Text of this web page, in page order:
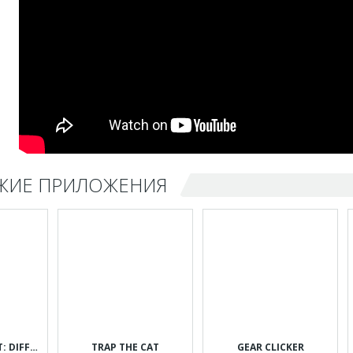
ПРИЛОЖЕНИЯ
CAN YOU SPOT IT: DIFFERENCES TRAP THE CAT GEAR CLICKER